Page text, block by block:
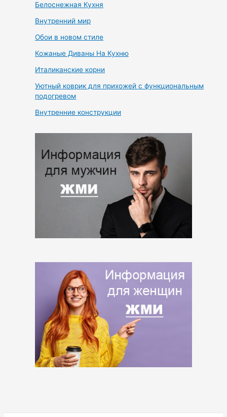
Белоснежная Кухня
Внутренний мир
Обои в новом стиле
Кожаные Диваны На Кухню
Италиканские корни
Уютный коврик для прихожей с функциональным
подогревом
Внутренние конструкции